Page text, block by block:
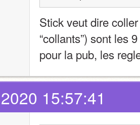
Stick veut dire
“collants”) sont les
pour la pub, les
15:57:41